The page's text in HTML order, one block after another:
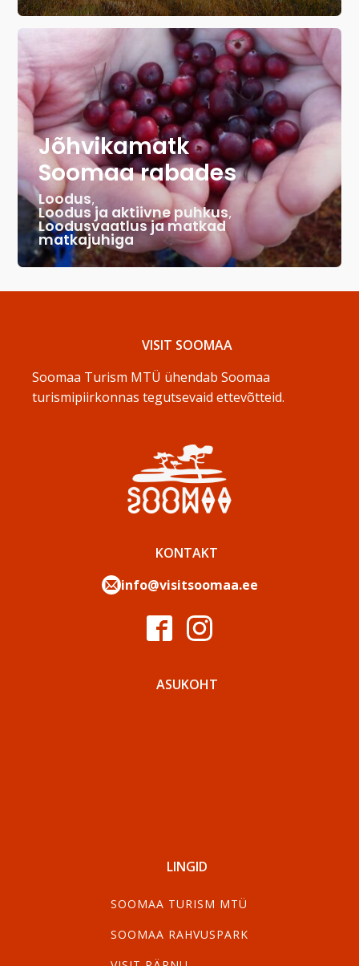
Jõhvikamatk
Soomaa rabades
Loodus,
Loodus ja aktiivne puhkus,
Loodusvaatlus ja matkad
matkajuhiga
VISIT SOOMAA
Soomaa Turism MTÜ ühendab Soomaa
turismipiirkonnas tegutsevaid ettevõtteid.
KONTAKT
info@visitsoomaa.ee
ASUKOHT
LINGID
SOOMAA TURISM MTÜ
SOOMAA RAHVUSPARK